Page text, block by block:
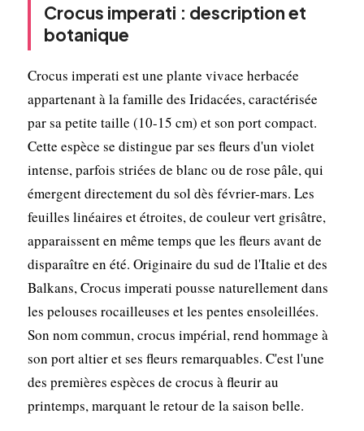
Crocus imperati : description et
botanique
Crocus imperati est une plante vivace herbacée
appartenant à la famille des Iridacées, caractérisée
par sa petite taille (10-15 cm) et son port compact.
Cette espèce se distingue par ses fleurs d'un violet
intense, parfois striées de blanc ou de rose pâle, qui
émergent directement du sol dès février-mars. Les
feuilles linéaires et étroites, de couleur vert grisâtre,
apparaissent en même temps que les fleurs avant de
disparaître en été. Originaire du sud de l'Italie et des
Balkans, Crocus imperati pousse naturellement dans
les pelouses rocailleuses et les pentes ensoleillées.
Son nom commun, crocus impérial, rend hommage à
son port altier et ses fleurs remarquables. C'est l'une
des premières espèces de crocus à fleurir au
printemps, marquant le retour de la saison belle.